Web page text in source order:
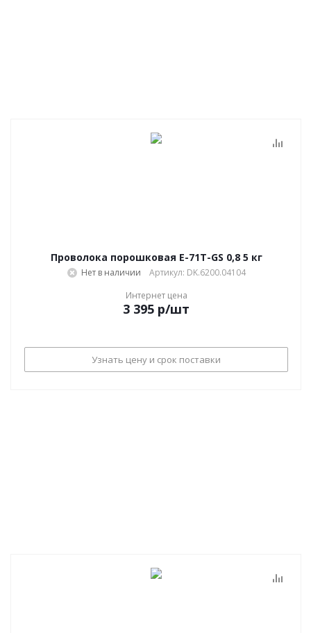
Проволока порошковая E-71T-GS 0,8 5 кг
Нет в наличии
Артикул: DK.6200.04104
Интернет цена
3 395 р/шт
Узнать цену и срок поставки